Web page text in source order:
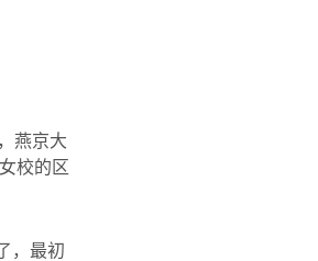
燕京大
校的区
，最初